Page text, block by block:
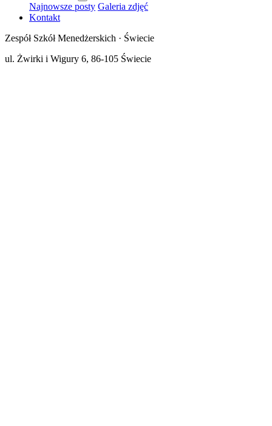
Najnowsze posty Galeria zdjęć
Kontakt
Zespół Szkół Menedżerskich · Świecie
ul. Żwirki i Wigury 6, 86-105 Świecie